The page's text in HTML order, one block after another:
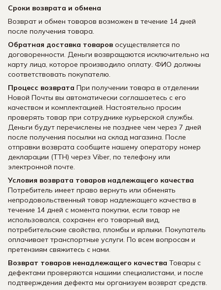
Сроки возврата и обмена
Возврат и обмен товаров возможен в течение 14 дней
после получения товара.
Обратная доставка товаров осуществляется по
договоренности. Деньги возвращаются исключительно на
карту лица, которое производило оплату. ФИО должны
соответствовать покупателю.
Процесс возврата При получении товара в отделении
Новой Почты вы автоматически соглашаетесь с его
качеством и комплектацией. Настоятельно просим
проверять товар при сотруднике курьерской службы.
Деньги будут перечислены не позднее чем через 7 дней
после получения посылки на склад магазина. После
отправки возврата сообщите нашему оператору номер
декларации (ТТН) через Viber, по телефону или
электронной почте.
Условия возврата товаров надлежащего качества
Потребитель имеет право вернуть или обменять
непродовольственный товар надлежащего качества в
течение 14 дней с момента покупки, если товар не
использовался, сохранен его товарный вид,
потребительские свойства, пломбы и ярлыки. Покупатель
оплачивает транспортные услуги. По всем вопросам и
претензиям свяжитесь с нами.
Возврат товаров ненадлежащего качества Товары с
дефектами проверяются нашими специалистами, и после
подтверждения дефекта мы организуем возврат средств.